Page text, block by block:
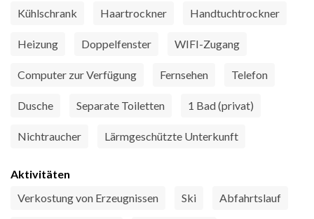
Kühlschrank Haartrockner Handtuchtrockner
Heizung Doppelfenster WIFI-Zugang
Computer zur Verfügung Fernsehen Telefon
Dusche Separate Toiletten 1 Bad (privat)
Nichtraucher Lärmgeschützte Unterkunft
Aktivitäten
Verkostung von Erzeugnissen
Ski Abfahrtslauf